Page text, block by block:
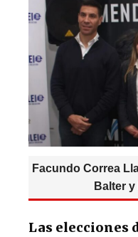
Facundo Correa
Balter
Las elecciones